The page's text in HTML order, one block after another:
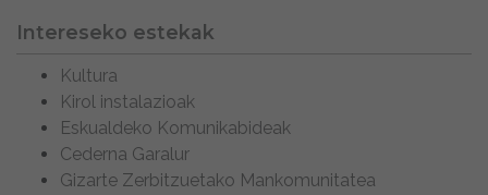
Intereseko estekak
Kultura
Kirol instalazioak
Eskualdeko Komunikabideak
Cederna Garalur
Gizarte Zerbitzuetako Mankomunitatea